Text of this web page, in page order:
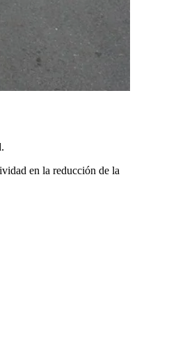
en la reducción de la